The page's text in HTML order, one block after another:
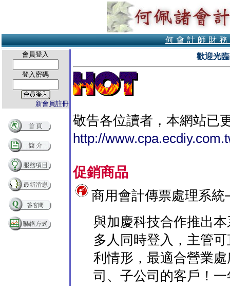
何會計師財
會員登入
登入密碼
新會員註冊
歡迎光
敬告各位讀者，本網站已
http://
促銷商品
商用會計傳票處理系
與加慶科技合作推出
多人同時登入，主管
利情形，最適合營業
司、子公司的客戶！